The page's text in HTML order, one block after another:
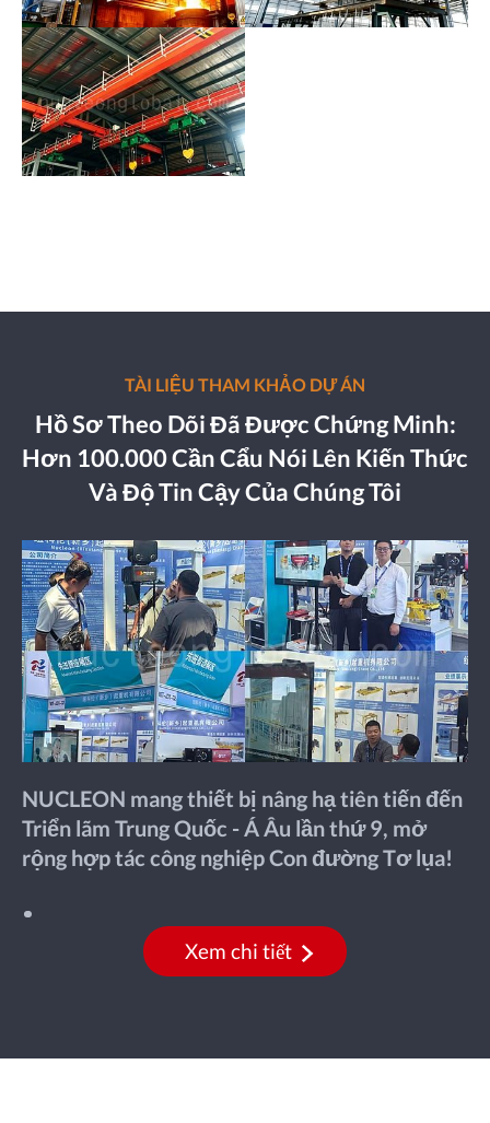
TÀI LIỆU THAM KHẢO DỰ ÁN
Hồ Sơ Theo Dõi Đã Được Chứng Minh:
Hơn 100.000 Cần Cẩu Nói Lên Kiến Thức
Và Độ Tin Cậy Của Chúng Tôi
NUCLEON mang thiết bị nâng hạ tiên tiến đến
Triển lãm Trung Quốc - Á Âu lần thứ 9, mở
rộng hợp tác công nghiệp Con đường Tơ lụa!
Xem chi tiết